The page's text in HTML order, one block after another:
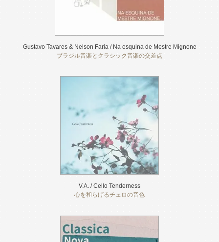
Gustavo Tavares & Nelson Faria / Na esquina de Mestre Mignone
ブラジル音楽とクラシック音楽の交差点
V.A. / Cello Tenderness
心を和らげるチェロの音色